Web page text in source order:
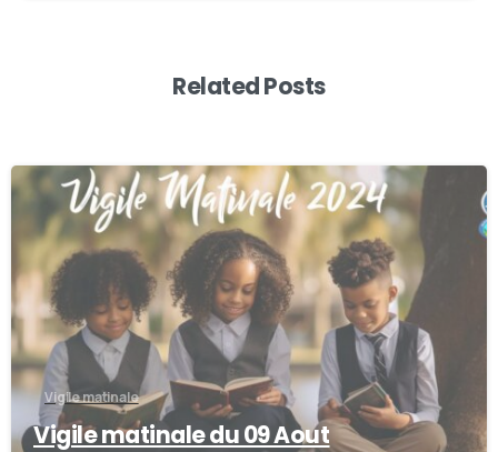
Related Posts
Vigile matinale
Vigile matinale du 09 Aout